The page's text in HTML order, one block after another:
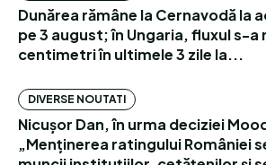
Dunărea rămâne la Cernavodă la
pe 3 august; în Ungaria, fluxul s-a
centimetri în ultimele 3 zile la...
DIVERSE NOUTATI
Nicușor Dan, în urma deciziei
„Menținerea ratingului României